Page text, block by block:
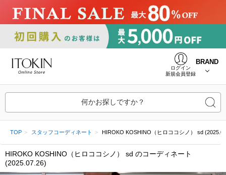
ログイン
新規会員登録
BRAND
何かお探しですか？
TOP スタッフコーディネート HIROKO KOSHINO（ヒロココシノ） sd
HIROKO KOSHINO（ヒロココシノ） sd のコーディネート
(2025.07.26)